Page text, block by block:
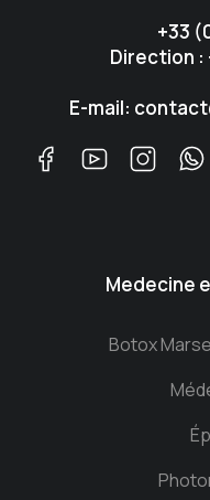
+33
Direction :
E-mail:
Medecine
Botox